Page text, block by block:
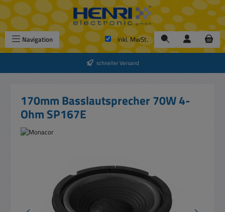
Zum Hauptinhalt springen
Navigation inkl. MwSt.
schneller Versand
170mm Basslautsprecher 70W 4-
Ohm SP167E